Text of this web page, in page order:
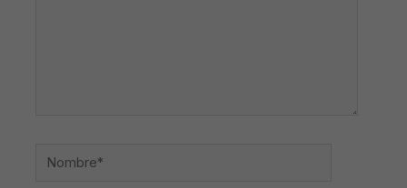
Nombre*